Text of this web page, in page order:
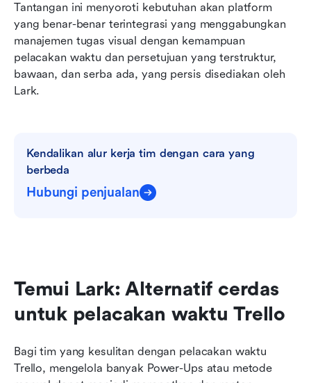
Tantangan ini menyoroti kebutuhan akan platform
yang benar-benar terintegrasi yang menggabungkan
manajemen tugas visual dengan kemampuan
pelacakan waktu dan persetujuan yang terstruktur,
bawaan, dan serba ada, yang persis disediakan oleh
Lark.
Kendalikan alur kerja tim dengan cara yang
berbeda
Hubungi penjualan
Temui Lark: Alternatif cerdas
untuk pelacakan waktu Trello
Bagi tim yang kesulitan dengan pelacakan waktu
Trello, mengelola banyak Power-Ups atau metode